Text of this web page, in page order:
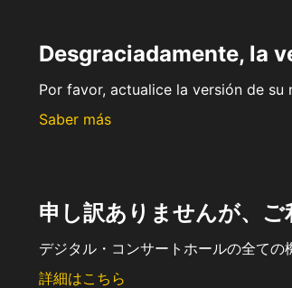
Desgraciadamente, la
Por favor, actualice la versión de
Saber más
申し訳ありませんが、
デジタル・コンサートホールの全ての
詳細はこちら